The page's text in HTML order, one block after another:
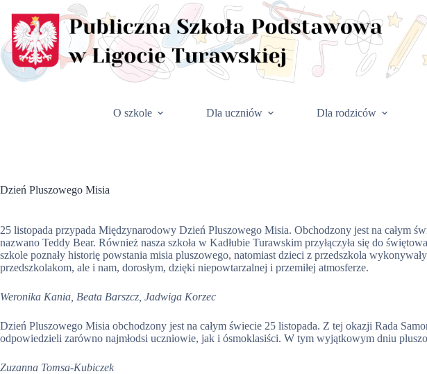
treści
O szkole Dla uczniów Dla rodziców
Dzień Pluszowego Misia
25 listopada przypada Międzynarodowy Dzień Pluszowego Misia. Obchodzony jest na całym
nazwano Teddy Bear. Również nasza szkoła w Kadłubie Turawskim przyłączyła się do
szkole poznały historię powstania misia pluszowego, natomiast dzieci z przedszkola
przedszkolakom, ale i nam, dorosłym, dzięki niepowtarzalnej i przemiłej atmosferze.
Weronika Kania, Beata Barszcz, Jadwiga Korzec
Dzień Pluszowego Misia obchodzony jest na całym świecie 25 listopada. Z tej okazji Rada
odpowiedzieli zarówno najmłodsi uczniowie, jak i ósmoklasiści. W tym wyjątkowym dniu
Zuzanna Tomsa-Kubiczek